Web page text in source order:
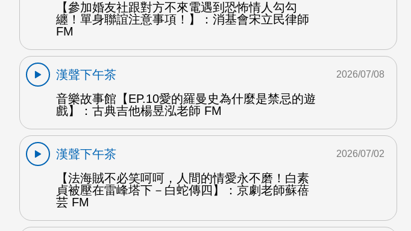
【參加婚友社跟對方不來電遇到恐怖情人勾勾
纏！單身聯誼注意事項！】：消基會宋立民律師
FM
漢聲下午茶
音樂故事館【EP.10愛的羅曼史為什麼是禁忌的遊
戲】：古典吉他楊昱泓老師 FM
2026/07/08
漢聲下午茶
【法海賊不必笑呵呵，人間的情愛永不磨！白素
貞被壓在雷峰塔下－白蛇傳四】：京劇老師蘇蓓
芸 FM
2026/07/02